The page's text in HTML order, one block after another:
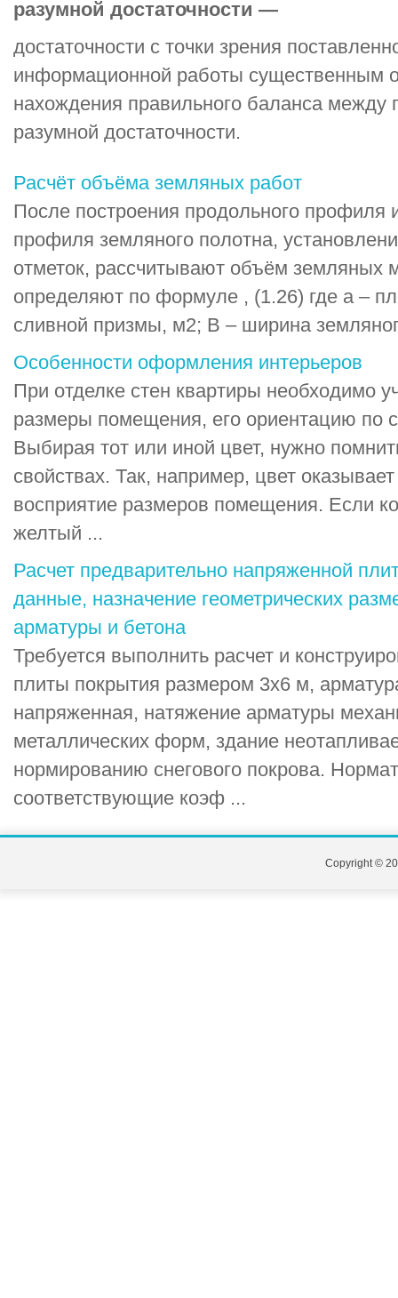
разумной достаточности —
достаточности с точки зрения
информационной работы существенным
нахождения правильного баланса между
разумной достаточности.
Расчёт объёма земляных работ
После построения продольного профиля
профиля земляного полотна,
отметок, рассчитывают объём
определяют по формуле , (1.26) где а –
сливной призмы, м2; В – ширина
Особенности оформления интерьеров
При отделке стен квартиры необходимо
размеры помещения, его ориентацию по
Выбирая тот или иной цвет, нужно
свойствах. Так, например, цвет
восприятие размеров помещения. Если
желтый ...
Расчет предварительно напряженной
данные, назначение геометрических
арматуры и бетона
Требуется выполнить расчет и
плиты покрытия размером 3х6 м,
напряженная, натяжение арматуры
металлических форм, здание
нормированию снегового покрова.
соответствующие коэф ...
Copyright ©